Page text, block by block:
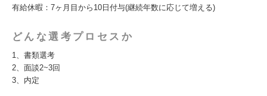
有給休暇：7ヶ月目から10日付与(継続年数に応じて増える)
どんな選考プロセスか
1、書類選考
2、面談2~3回
3、内定